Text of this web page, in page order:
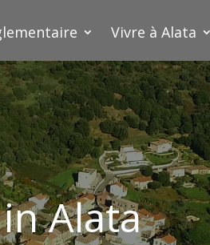
Vivre à Alata
Alata